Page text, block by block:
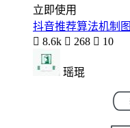
立即使用
抖音推荐算法机制图
 8.6k  268  10
瑶琨